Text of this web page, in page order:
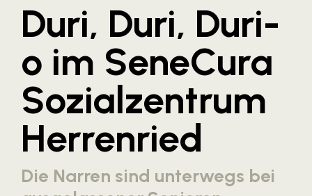
Meldungen
AKTUELLES
ACO
ALEX Krems
Amazon Web Services
Duri, Duri, Duri-
o im SeneCura
Sozialzentrum
Herrenried
Die Narren sind unterwegs bei